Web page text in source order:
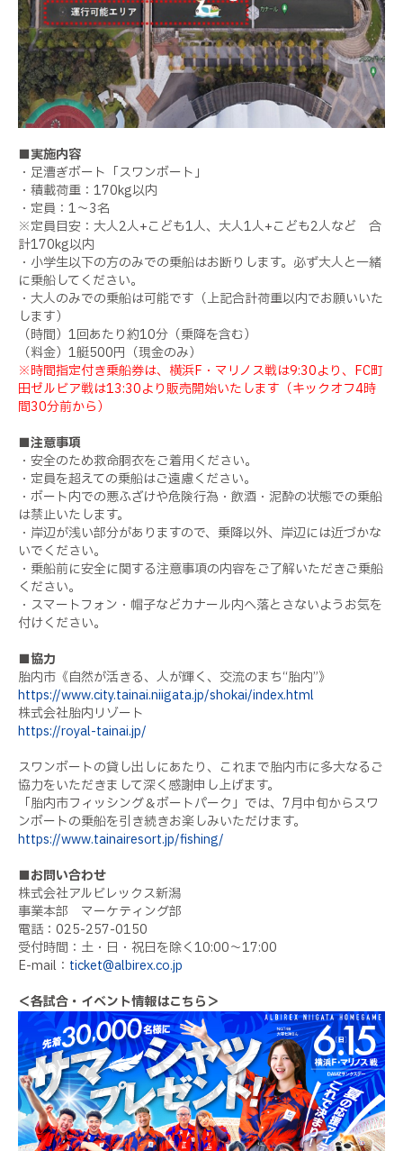
■実施内容
・足漕ぎボート「スワンボート」
・積載荷重：170kg以内
・定員：1～3名
※定員目安：大人2人+こども1人、大人1人+こども2人など 合
計170kg以内
・小学生以下の方のみでの乗船はお断りします。必ず大人と一緒
に乗船してください。
・大人のみでの乗船は可能です（上記合計荷重以内でお願いいた
します）
（時間）1回あたり約10分（乗降を含む）
（料金）1艇500円（現金のみ）
※時間指定付き乗船券は、横浜F・マリノス戦は9:30より、FC町
田ゼルビア戦は13:30より販売開始いたします（キックオフ4時
間30分前から）
■注意事項
・安全のため救命胴衣をご着用ください。
・定員を超えての乗船はご遠慮ください。
・ボート内での悪ふざけや危険行為・飲酒・泥酔の状態での乗船
は禁止いたします。
・岸辺が浅い部分がありますので、乗降以外、岸辺には近づかな
いでください。
・乗船前に安全に関する注意事項の内容をご了解いただきご乗船
ください。
・スマートフォン・帽子などカナール内へ落とさないようお気を
付けください。
■協力
胎内市《自然が活きる、人が輝く、交流のまち“胎内”》
https://www.city.tainai.niigata.jp/shokai/index.html
株式会社胎内リゾート
https://royal-tainai.jp/
スワンボートの貸し出しにあたり、これまで胎内市に多大なるご
協力をいただきまして深く感謝申し上げます。
「胎内市フィッシング＆ボートパーク」では、7月中旬からスワ
ンボートの乗船を引き続きお楽しみいただけます。
https://www.tainairesort.jp/fishing/
■お問い合わせ
株式会社アルビレックス新潟
事業本部 マーケティング部
電話：025-257-0150
受付時間：土・日・祝日を除く10:00〜17:00
E-mail： ticket@albirex.co.jp
＜各試合・イベント情報はこちら＞